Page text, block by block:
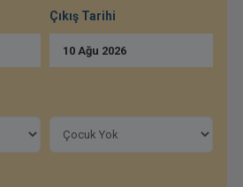
Çıkış Tarihi
10 Ağu 2026